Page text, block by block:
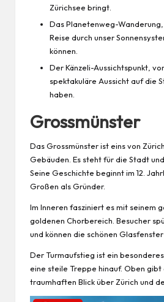
Zürichsee bringt.
Das Planetenweg-
Reise durch unser
können.
Der Känzeli-Aussichtspunkt,
spektakuläre Aussicht auf die
haben.
Grossmünster
Das Grossmünster ist eins von
Gebäuden. Es steht für die Stadt
Seine Geschichte beginnt im 12.
Großen als Gründer.
Im Inneren fasziniert es mit seinem
goldenen Chorbereich. Besucher
und können die schönen
Der Turmaufstieg ist ein
eine steile Treppe hinauf. Oben gibt
traumhaften Blick über Zürich und